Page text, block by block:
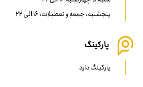
پنجشنبه، جمعه و تعطیلات: 16 الی 22
پارکینگ
پارکینگ دارد